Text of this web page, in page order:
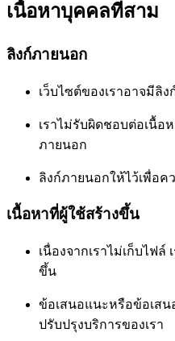
เนื้อหาบุคคลที่สาม
ลิงก์ภายนอก
เว็บไซต์ของเราอาจมีลิ
เราไม่รับผิดชอบต่อเนื้อ
ภายนอก
ลิงก์ภายนอกให้ไว้เพื่อค
เนื้อหาที่ผู้ใช้สร้างขึ้น
เนื่องจากเราไม่เก็บไฟล์
ขึ้น
ข้อเสนอแนะหรือข้อเส
ปรับปรุงบริการของเรา